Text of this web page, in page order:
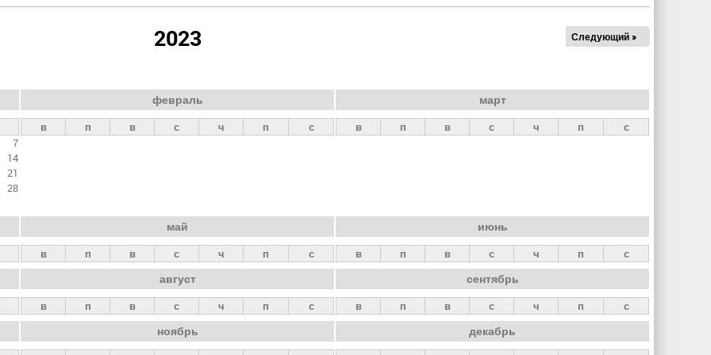
2023 Следующий »
7
14
21
28
февраль
в п в с ч п с
март
в п в с ч п с
май
в п в с ч п с
июнь
в п в с ч п с
август
в п в с ч п с
сентябрь
в п в с ч п с
ноябрь декабрь